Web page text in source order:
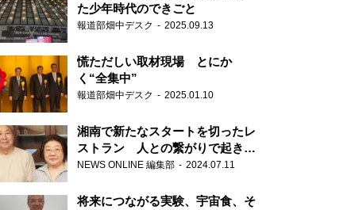
た少年時代のできごと
報道部畑中デスク 2025.09.13
慌ただしい取材現場 とにか
く“全集中”
報道部畑中デスク 2025.01.10
湘南で新たなスタートを切ったレ
ストラン 人との繋がりで起きた
奇跡
NEWS ONLINE 編集部 2024.07.11
将来につながる実験、宇宙食、そ